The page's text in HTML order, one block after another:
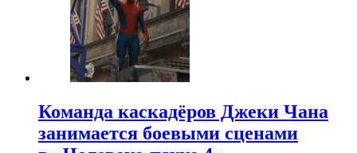
Команда каскадёров Джеки Чана
занимается боевыми сценами